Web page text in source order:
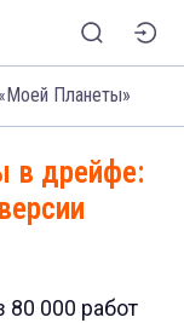
Планеты»
в дрейфе:
000 работ